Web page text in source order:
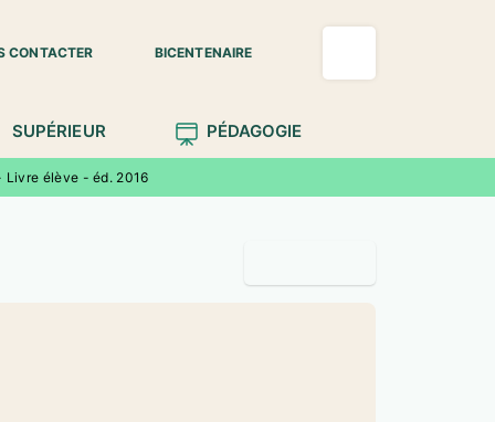
CONTACTER BICENTENAIRE
SUPÉRIEUR PÉDAGOGIE
élève - éd. 2016